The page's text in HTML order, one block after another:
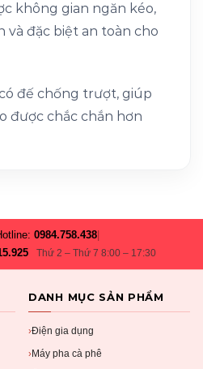
không gian ngăn kéo,
và đặc biệt an toàn cho
đế chống trượt, giúp
được chắc chắn hơn
0984.758.438
Thứ 2 – Thứ 7 8:00 – 17:30
DANH MỤC SẢN PHẨM
›Điện gia dụng
›Máy pha cà phê